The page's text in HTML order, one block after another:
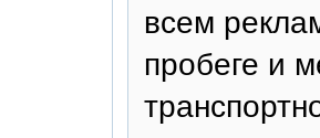
всем
пробеге и